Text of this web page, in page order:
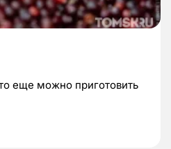
еще можно приготовить